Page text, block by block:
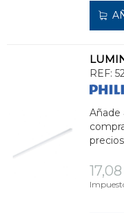
REF:
Añade